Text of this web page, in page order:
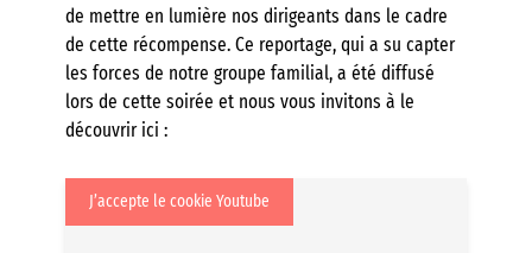
de mettre en lumière nos dirigeants dans le cadre
de cette récompense. Ce reportage, qui a su capter
les forces de notre groupe familial, a été diffusé
lors de cette soirée et nous vous invitons à le
découvrir ici :
J’accepte le cookie Youtube